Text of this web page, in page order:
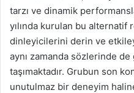
tarzı ve dinamik
yılında kurulan bu alternatif
dinleyicilerini derin ve
aynı zamanda sözlerinde
taşımaktadır. Grubun son
unutulmaz bir deneyim